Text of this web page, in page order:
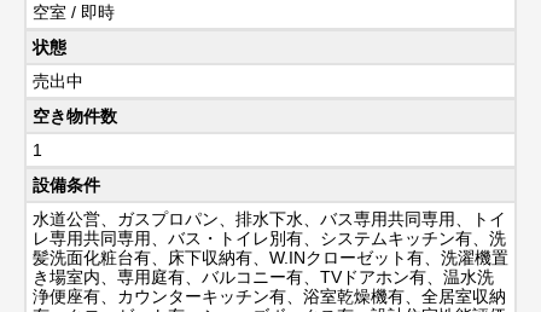
空室 / 即時
状態
売出中
空き物件数
1
設備条件
水道公営、ガスプロパン、排水下水、バス専用共同専用、トイ
レ専用共同専用、バス・トイレ別有、システムキッチン有、洗
髪洗面化粧台有、床下収納有、W.INクローゼット有、洗濯機置
き場室内、専用庭有、バルコニー有、TVドアホン有、温水洗
浄便座有、カウンターキッチン有、浴室乾燥機有、全居室収納